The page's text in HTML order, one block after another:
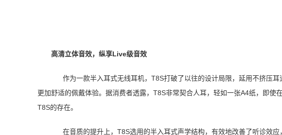
高清立体音效，纵享Live级音效
作为一款半入耳式无线耳机，T8S打破了以往的设计局限，延用不挤压
更加舒适的佩戴体验。据消费者透露，T8S非常契合人耳，轻如一张A4纸，即使
T8S的存在。
在音质的提升上，T8S选用的半入耳式声学结构，有效地改善了听诊效